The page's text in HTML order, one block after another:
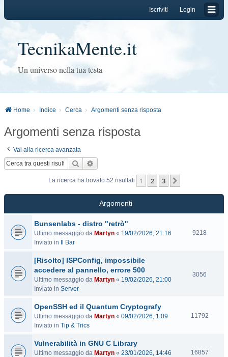
Login
Iscriviti
TecnikaMente.it
Un universo nella tua testa
Home Indice Cerca Argomenti senza risposta
Argomenti senza risposta
Vai alla ricerca avanzata
Cerca
La ricerca ha trovato 52 risultati 1 2 3
Argomenti
Bunsenlabs - distro "retrò"
Ultimo messaggio da Martyn « 19/02/2026, 21:16
Inviato in
Il Bar
9218
[Risolto] ISPConfig, impossibile
accedere al pannello, errore 500
Ultimo messaggio da Martyn « 19/02/2026, 21:00
Inviato in Server
3056
e
OpenSSH ed il Quantum Cryptografy
Ultimo messaggio da Martyn « 09/02/2026, 1:09
Inviato in Tip & Trics
11792V
t
Vulnerabilità in GNU C Library
Ultimo messaggio da Martyn « 23/01/2026, 14:46
16857V